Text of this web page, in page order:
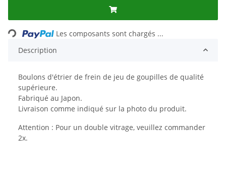
Loading...
Les composants sont chargés ...
Description
Boulons d'étrier de frein de jeu de goupilles de qualité
supérieure.
Fabriqué au Japon.
Livraison comme indiqué sur la photo du produit.
Attention : Pour un double vitrage, veuillez commander
2x.